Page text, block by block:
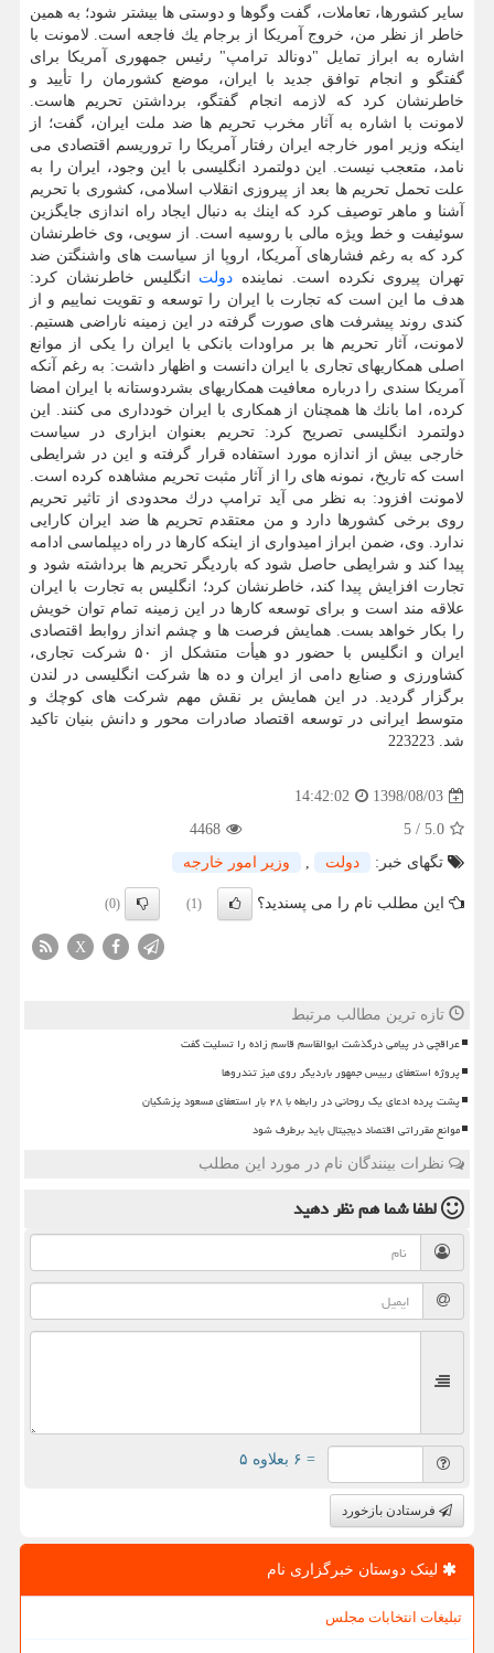
سایر كشورها، تعاملات، گفت وگوها و دوستی ها بیشتر شود؛ به همین
خاطر از نظر من، خروج آمریكا از برجام یك فاجعه است. لامونت با
اشاره به ابراز تمایل "دونالد ترامپ" رئیس جمهوری آمریكا برای
گفتگو و انجام توافق جدید با ایران، موضع كشورمان را تأیید و
خاطرنشان كرد كه لازمه انجام گفتگو، برداشتن تحریم هاست.
لامونت با اشاره به آثار مخرب تحریم ها ضد ملت ایران، گفت؛ از
اینكه وزیر امور خارجه ایران رفتار آمریكا را تروریسم اقتصادی می
نامد، متعجب نیست. این دولتمرد انگلیسی با این وجود، ایران را به
علت تحمل تحریم ها بعد از پیروزی انقلاب اسلامی، كشوری با تحریم
آشنا و ماهر توصیف كرد كه اینك به دنبال ایجاد راه اندازی جایگزین
سوئیفت و خط ویژه مالی با روسیه است. از سویی، وی خاطرنشان
كرد كه به رغم فشارهای آمریكا، اروپا از سیاست های واشنگتن ضد
تهران پیروی نكرده است. نماینده دولت انگلیس خاطرنشان كرد:
هدف ما این است كه تجارت با ایران را توسعه و تقویت نماییم و از
كندی روند پیشرفت های صورت گرفته در این زمینه ناراضی هستیم.
لامونت، آثار تحریم ها بر مراودات بانكی با ایران را یكی از موانع
اصلی همكاریهای تجاری با ایران دانست و اظهار داشت: به رغم آنكه
آمریكا سندی را درباره معافیت همكاریهای بشردوستانه با ایران امضا
كرده، اما بانك ها همچنان از همكاری با ایران خودداری می كنند. این
دولتمرد انگلیسی تصریح كرد: تحریم بعنوان ابزاری در سیاست
خارجی بیش از اندازه مورد استفاده قرار گرفته و این در شرایطی
است كه تاریخ، نمونه های را از آثار مثبت تحریم مشاهده كرده است.
لامونت افزود: به نظر می آید ترامپ درك محدودی از تاثیر تحریم
روی برخی كشورها دارد و من معتقدم تحریم ها ضد ایران كارایی
ندارد. وی، ضمن ابراز امیدواری از اینكه كارها در راه دیپلماسی ادامه
پیدا كند و شرایطی حاصل شود كه باردیگر تحریم ها برداشته شود و
تجارت افزایش پیدا كند، خاطرنشان كرد؛ انگلیس به تجارت با ایران
علاقه مند است و برای توسعه كارها در این زمینه تمام توان خویش
را بكار خواهد بست. همایش فرصت ها و چشم انداز روابط اقتصادی
ایران و انگلیس با حضور دو هیأت متشكل از ۵۰ شركت تجاری،
كشاورزی و صنایع دامی از ایران و ده ها شركت انگلیسی در لندن
برگزار گردید. در این همایش بر نقش مهم شركت های كوچك و
متوسط ایرانی در توسعه اقتصاد صادرات محور و دانش بنیان تاكید
شد. 223223
1398/08/03
14:42:02
5.0
/
5
4468
تگهای خبر:
دولت , وزیر امور خارجه
این مطلب نام را می پسندید؟ (1)
(0)
X
تازه ترین مطالب مرتبط
عراقچی در پیامی درگذشت ابوالقاسم قاسم زاده را تسلیت گفت
پروژه استعفای رییس جمهور باردیگر روی میز تندروها
پشت پرده ادعای یک روحانی در رابطه با ۲۸ بار استعفای مسعود پزشکیان
موانع مقرراتی اقتصاد دیجیتال باید برطرف شود
نظرات بینندگان نام در مورد این مطلب
لطفا شما همنظر دهید
= ۶ بعلاوه ۵
فرستادن بازخورد
لینک دوستان خبرگزاری نام
تبلیغات انتخابات مجلس